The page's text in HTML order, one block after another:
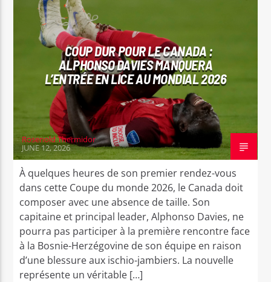
COUP DUR POUR LE CANADA :
ALPHONSO DAVIES MANQUERA
L’ENTRÉE EN LICE AU MONDIAL 2026
Rosenold Thermidor
JUNE 12, 2026
À quelques heures de son premier rendez-vous
dans cette Coupe du monde 2026, le Canada doit
composer avec une absence de taille. Son
capitaine et principal leader, Alphonso Davies, ne
pourra pas participer à la première rencontre face
à la Bosnie-Herzégovine de son équipe en raison
d’une blessure aux ischio-jambiers. La nouvelle
représente un véritable […]